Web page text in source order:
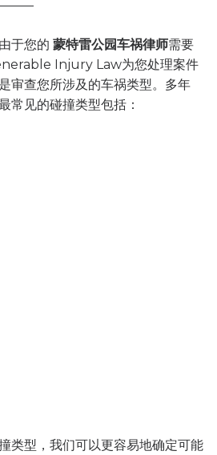
于您的 蒙特雷公园车祸律师需要
Injury Law为您处理案件
审查您所涉及的车祸类型。多年
常见的碰撞类型包括：
类型，我们可以更容易地确定可能